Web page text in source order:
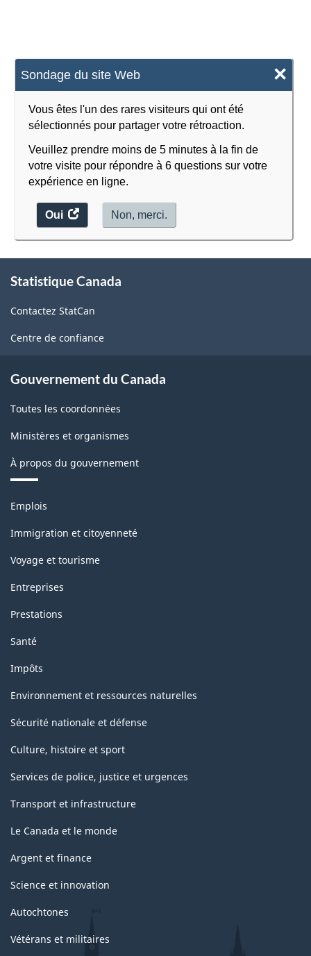
Sondage du site Web ×
Vous êtes l'un des rares visiteurs qui ont été
sélectionnés pour partager votre rétroaction.
Veuillez prendre moins de 5 minutes à la fin de
votre visite pour répondre à 6 questions sur votre
expérience en ligne.
Oui
accéder
au
Non, merci.
propos
ce
site
Statistique Canada
Contactez StatCan
Centre de confiance
Gouvernement du Canada
Toutes les coordonnées
Ministères et organismes
À propos du gouvernement
Thèmes
sujets
Emplois
Immigration et citoyenneté
Voyage et tourisme
Entreprises
Prestations
Santé
Impôts
Environnement et ressources naturelles
Sécurité nationale et défense
Culture, histoire et sport
Services de police, justice et urgences
Transport et infrastructure
Le Canada et le monde
Argent et finance
Science et innovation
Autochtones
Vétérans et militaires